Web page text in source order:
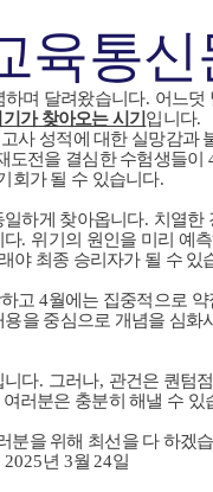
육통신
하며 달려왔습니다. 어느덧
가 찾아오는 시기 입니다.
사 성적에 대한 실망감과
도전을 결심한 수험생들이
회가 될 수 있습니다.
일하게 찾아옵니다. 치열한
다. 위기의 원인을 미리 예
야 최종 승리자가 될 수 있
고 4월에는 집중적으로
을 중심으로 개념을 심화
니다. 그러나, 관건은 퀀텀
여러분은 충분히 해낼 수 있
분을 위해 최선을 다 하겠
2025년 3월 24일